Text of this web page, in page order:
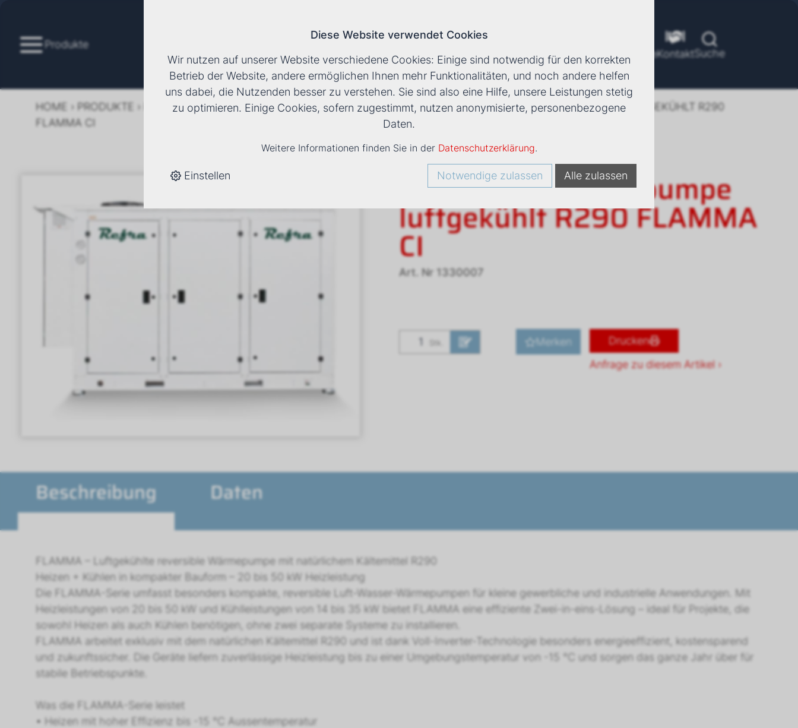
Produkte
ToolsUnternehmen KarriereKontaktSuche
HOME › PRODUKTE › KÄLTE/KLIMA › KALTWASSER / WÄRMEPUMPEN › LUFTGEKÜHLT › REVERSIBLE WÄRMEPUMPE LUFTGEKÜHLT R290
FLAMMA CI
Reversible Wärmepumpe
luftgekühlt R290 FLAMMA
CI
Art. Nr 1330007
Stk. Merken
Drucken
Anfrage zu diesem Artikel ›
Beschreibung Daten
FLAMMA – Luftgekühlte reversible Wärmepumpe mit natürlichem Kältemittel R290
Heizen + Kühlen in kompakter Bauform – 20 bis 50 kW Heizleistung
Die FLAMMA-Serie umfasst besonders kompakte, reversible Luft-Wasser-Wärmepumpen für kleine gewerbliche und industrielle Anwendungen. Mit
Heizleistungen von 20 bis 50 kW und Kühlleistungen von 14 bis 35 kW bietet FLAMMA eine effiziente Zwei-in-eins-Lösung – ideal für Projekte, die
sowohl Heizen als auch Kühlen benötigen, ohne zwei separate Systeme zu installieren.
FLAMMA arbeitet exklusiv mit dem natürlichen Kältemittel R290 und ist dank Voll-Inverter-Technologie besonders energieeffizient, kostensparend
und zukunftssicher. Die Geräte liefern zuverlässige Heizleistung bis zu einer Umgebungstemperatur von -15 °C und sorgen das ganze Jahr über für
stabile Betriebspunkte.
Was die FLAMMA-Serie leistet
• Heizen mit hoher Effizienz bis -15 °C Aussentemperatur
Diese Website verwendet Cookies
Wir nutzen auf unserer Website verschiedene Cookies: Einige sind notwendig für den korrekten
Betrieb der Website, andere ermöglichen Ihnen mehr Funktionalitäten, und noch andere helfen
uns dabei, die Nutzenden besser zu verstehen. Sie sind also eine Hilfe, unsere Leistungen stetig
zu optimieren. Einige Cookies, sofern zugestimmt, nutzen anonymisierte, personenbezogene
Daten.
Weitere Informationen finden Sie in der Datenschutzerklärung.
Einstellen Notwendige zulassen Alle zulassen